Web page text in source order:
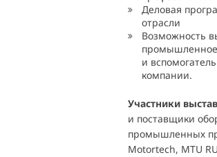
Деловая
отрасли
Возможность
промышленное
и
компании.
Участники
и поставщики
промышленных
Motortech, MTU